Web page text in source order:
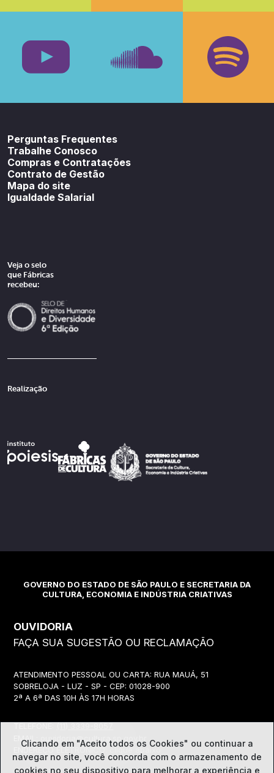
Facebook
Perguntas Frequentes
Trabalhe Conosco
Compras e Contratações
Contrato de Gestão
Mapa do site
Igualdade Salarial
Veja o selo
que Fábricas
recebeu:
Realização
GOVERNO DO ESTADO DE SÃO PAULO E SECRETARIA DA
CULTURA, ECONOMIA E INDÚSTRIA CRIATIVAS
OUVIDORIA
FAÇA SUA SUGESTÃO OU RECLAMAÇÃO
ATENDIMENTO PESSOAL OU CARTA: RUA MAUÁ, 51
SOBRELOJA - LUZ - SP - CEP: 01028-900
2ª A 6ª DAS 10H ÀS 17H HORAS
EMAIL:
ouvidoria@cultura.sp.gov.br
ENDEREÇO ELETRÔNICO: clique abaixo
Clicando em "Aceito todos os Cookies" ou continuar a
navegar no site, você concorda com o armazenamento de
cookies no seu dispositivo para melhorar a experiência e